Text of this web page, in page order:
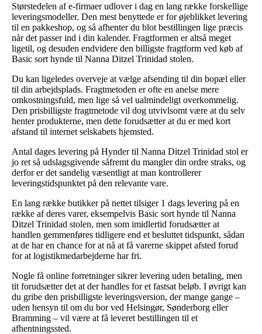
Størstedelen af e-firmaer udlover i dag en lang række forskellige
leveringsmodeller. Den mest benyttede er for øjeblikket levering
til en pakkeshop, og så afhenter du blot bestillingen lige præcis
når det passer ind i din kalender. Fragtformen er altså meget
ligetil, og desuden endvidere den billigste fragtform ved køb af
Basic sort hynde til Nanna Ditzel Trinidad stolen.
Du kan ligeledes overveje at vælge afsending til din bopæl eller
til din arbejdsplads. Fragtmetoden er ofte en anelse mere
omkostningsfuld, men lige så vel ualmindeligt overkommelig.
Den prisbilligste fragtmetode vil dog utvivlsomt være at du selv
henter produkterne, men dette forudsætter at du er med kort
afstand til internet selskabets hjemsted.
Antal dages levering på Hynder til Nanna Ditzel Trinidad stol er
jo ret så udslagsgivende såfremt du mangler din ordre straks, og
derfor er det sandelig væsentligt at man kontrollerer
leveringstidspunktet på den relevante vare.
En lang række butikker på nettet tilsiger 1 dags levering på en
række af deres varer, eksempelvis Basic sort hynde til Nanna
Ditzel Trinidad stolen, men som imidlertid forudsætter at
handlen gemmenføres tidligere end et besluttet tidspunkt, sådan
at de har en chance for at nå at få varerne skippet afsted forud
for at logistikmedarbejderne har fri.
Nogle få online forretninger sikrer levering uden betaling, men
tit forudsætter det at der handles for et fastsat beløb. I øvrigt kan
du gribe den prisbilligste leveringsversion, der mange gange –
uden hensyn til om du bor ved Helsingør, Sønderborg eller
Bramming – vil være at få leveret bestillingen til et
afhentningssted.